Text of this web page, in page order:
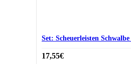
Set: Scheuerleisten
17,55€